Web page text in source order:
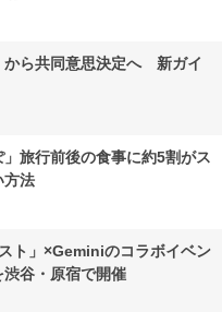
から共同意思決定へ 新ガイ
」旅行前後の食事に約5割がス
方法
ト」×Geminiのコラボイベン
渋谷・原宿で開催